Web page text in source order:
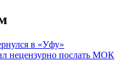
в «Уфу»
нецензурно послать МОК